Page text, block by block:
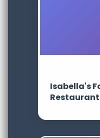
Isabella's